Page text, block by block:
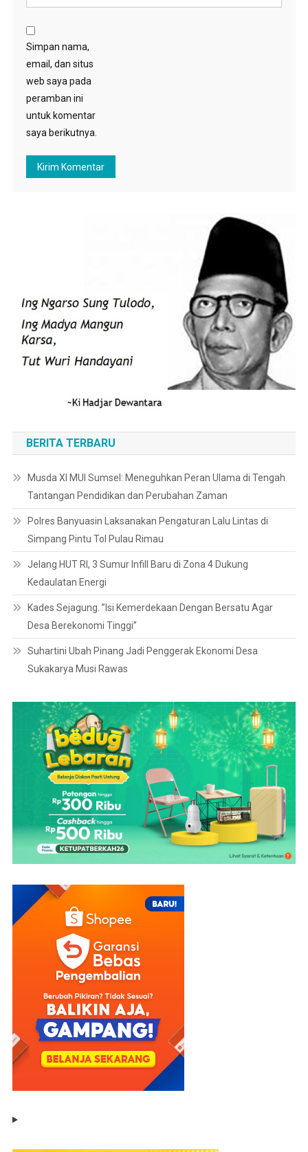
Simpan nama,
email, dan situs
web saya pada
peramban ini
untuk komentar
saya berikutnya.
BERITA TERBARU
Musda XI MUI Sumsel: Meneguhkan Peran Ulama di Tengah
Tantangan Pendidikan dan Perubahan Zaman
Polres Banyuasin Laksanakan Pengaturan Lalu Lintas di
Simpang Pintu Tol Pulau Rimau
Jelang HUT RI, 3 Sumur Infill Baru di Zona 4 Dukung
Kedaulatan Energi
Kades Sejagung. ”Isi Kemerdekaan Dengan Bersatu Agar
Desa Berekonomi Tinggi”
Suhartini Ubah Pinang Jadi Penggerak Ekonomi Desa
Sukakarya Musi Rawas